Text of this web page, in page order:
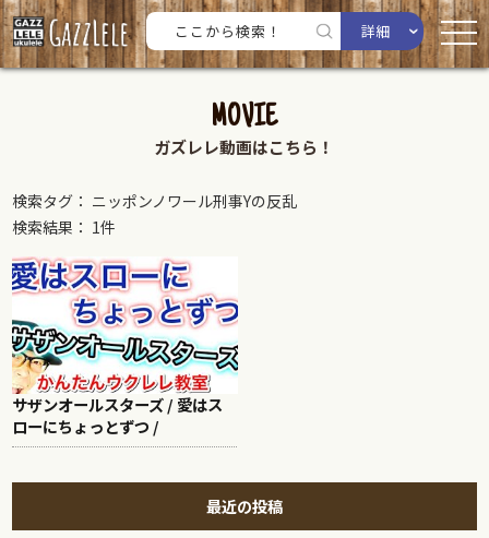
詳細
MOVIE
ガズレレ動画はこちら！
検索タグ： ニッポンノワール刑事Yの反乱
検索結果： 1件
サザンオールスターズ / 愛はス
ローにちょっとずつ /
最近の投稿